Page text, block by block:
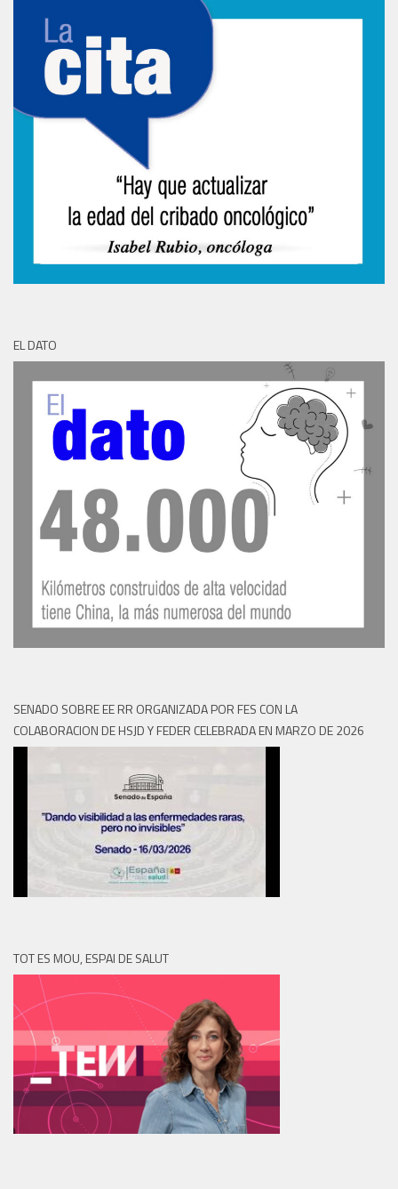
EL DATO
SENADO SOBRE EE RR ORGANIZADA POR FES CON LA
COLABORACION DE HSJD Y FEDER CELEBRADA EN MARZO DE 2026
TOT ES MOU, ESPAI DE SALUT